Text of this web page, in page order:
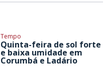
Tempo
Quinta-feira de sol forte
e baixa umidade em
Corumbá e Ladário